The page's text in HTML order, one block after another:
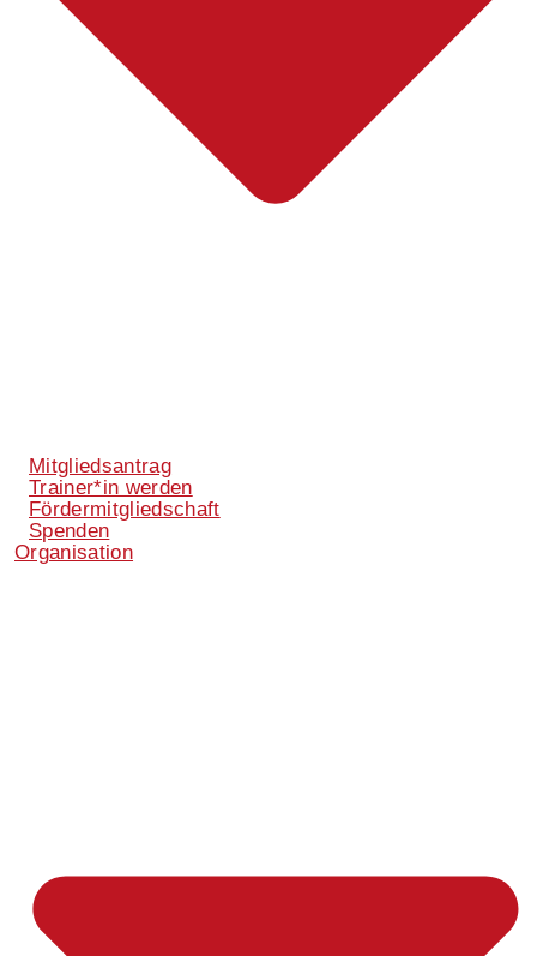
Mitgliedsantrag
Trainer*in werden
Fördermitgliedschaft
Spenden
Organisation